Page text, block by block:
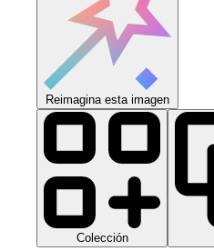
Reimagina esta imagen
Colección